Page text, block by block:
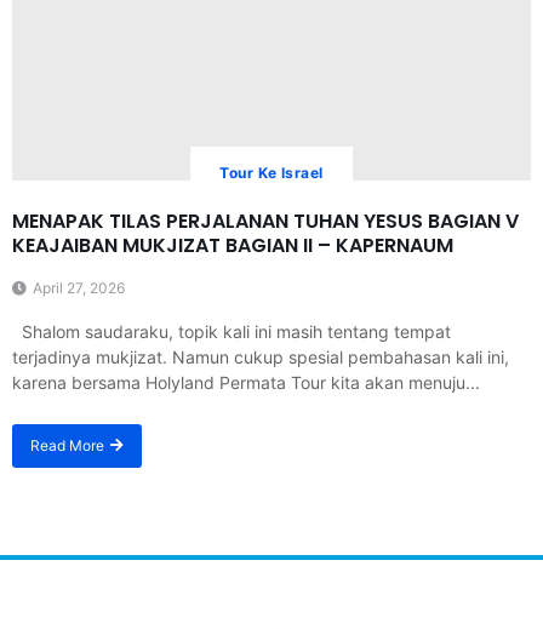
Tour Ke Israel
MENAPAK TILAS PERJALANAN TUHAN YESUS BAGIAN V
KEAJAIBAN MUKJIZAT BAGIAN II – KAPERNAUM
April 27, 2026
Shalom saudaraku, topik kali ini masih tentang tempat
terjadinya mukjizat. Namun cukup spesial pembahasan kali ini,
karena bersama Holyland Permata Tour kita akan menuju...
Read More